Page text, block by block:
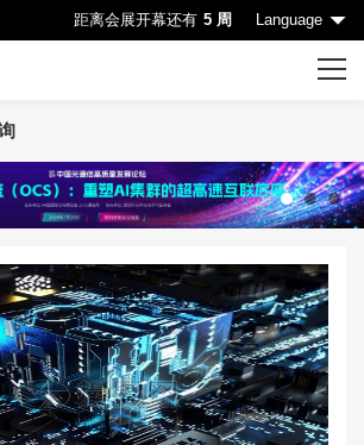
距离会展开幕还有 5 周 Language